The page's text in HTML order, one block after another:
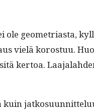
geome­tri­as­ta,
vielä koros­tuu.
ker­toa.